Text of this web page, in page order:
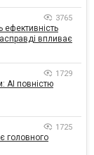
3765
ефективність
впливає
1729
AI повністю
1725
головного